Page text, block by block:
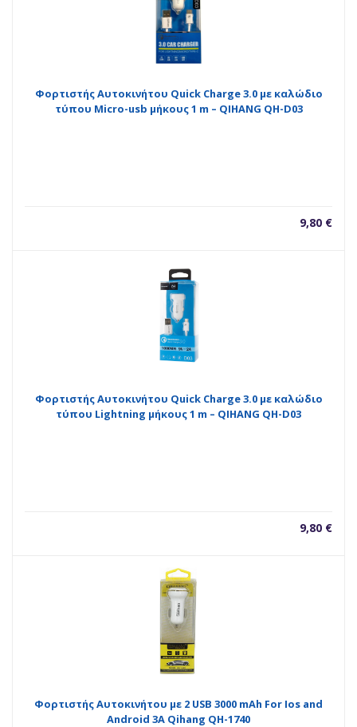
Φορτιστής Αυτοκινήτου Quick Charge 3.0 με καλώδιο
τύπου Micro-usb μήκους 1 m – QIHANG QH-D03
9,80 €
Φορτιστής Αυτοκινήτου Quick Charge 3.0 με καλώδιο
τύπου Lightning μήκους 1 m – QIHANG QH-D03
9,80 €
Φορτιστής Αυτοκινήτου με 2 USB 3000 mAh For Ios and
Android 3A Qihang QH-1740